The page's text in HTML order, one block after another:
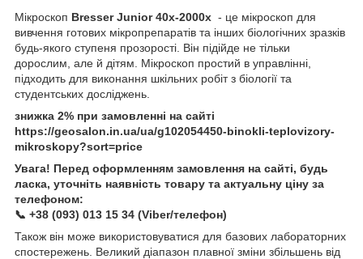
Мікроскоп Bresser Junior 40x-2000x - це мікроскоп для
вивчення готових мікропрепаратів та інших біологічних зразків
будь-якого ступеня прозорості. Він підійде не тільки
дорослим, але й дітям. Мікроскоп простий в управлінні,
підходить для виконання шкільних робіт з біології та
студентських досліджень.
знижка 2% при замовленні на сайті
https://geosalon.in.ua/ua/g102054450-binokli-teplovizory-
mikroskopy?sort=price
Увага! Перед оформленням замовлення на сайті, будь
ласка, уточніть наявність товару та актуальну ціну за
телефоном:
📞 +38 (093) 013 15 34 (Viber/телефон)
Також він може використовуватися для базових лабораторних
спостережень. Великий діапазон плавної зміни збільшень від